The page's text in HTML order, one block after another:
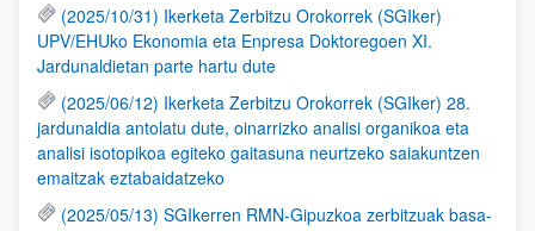
(2025/10/31) Ikerketa Zerbitzu Orokorrek (SGIker)
UPV/EHUko Ekonomia eta Enpresa Doktoregoen XI.
Jardunaldietan parte hartu dute
(2025/06/12) Ikerketa Zerbitzu Orokorrek (SGIker) 28.
jardunaldia antolatu dute, oinarrizko analisi organikoa eta
analisi isotopikoa egiteko gaitasuna neurtzeko saiakuntzen
emaitzak eztabaidatzeko
(2025/05/13) SGIkerren RMN-Gipuzkoa zerbitzuak basa-